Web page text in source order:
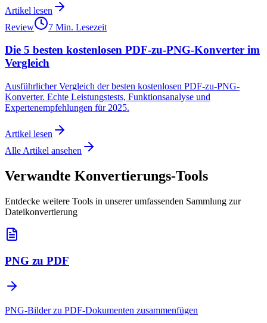
Artikel lesen
Review
7 Min. Lesezeit
Die 5 besten kostenlosen PDF-zu-PNG-Konverter im
Vergleich
Ausführlicher Vergleich der besten kostenlosen PDF-zu-PNG-
Konverter. Echte Leistungstests, Funktionsanalyse und
Expertenempfehlungen für 2025.
Artikel lesen
Alle Artikel ansehen
Verwandte Konvertierungs-Tools
Entdecke weitere Tools in unserer umfassenden Sammlung zur
Dateikonvertierung
PNG zu PDF
PNG-Bilder zu PDF-Dokumenten zusammenfügen